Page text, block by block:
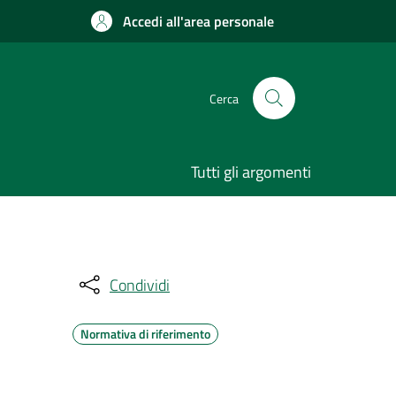
Accedi all'area personale
Cerca
Tutti gli argomenti
Condividi
Normativa di riferimento